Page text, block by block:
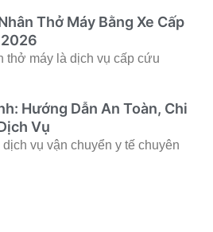
Thở Máy Bằng Xe Cấp
thở máy là dịch vụ cấp cứu
Hướng Dẫn An Toàn, Chi
Vụ
vụ vận chuyển y tế chuyên